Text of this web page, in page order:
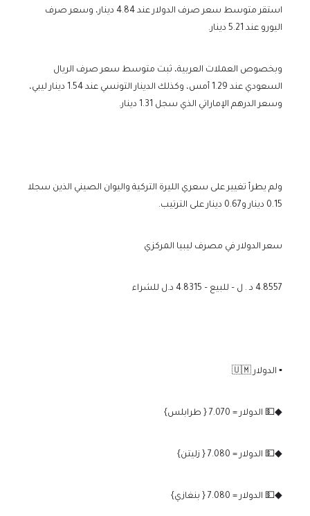
استقر متوسط سعر صرف الدولار عند 4.84 دينار، وسعر صرف
اليورو عند 5.21 دينار.
وبخصوص العملات العربية، ثبت متوسط سعر صرف الريال
السعودي عند 1.29 أمس، وكذلك الدينار التونسي عند 1.54 دينار ليبي،
وسعر الدرهم الإماراتي الذي سجل 1.31 دينار.
ولم يطرأ تغيير على سعري الليرة التركية واليوان الصيني الذين سجلا
0.15 دينار و0.67 دينار على الترتيب.
سعر الدولار في مصرف ليبيا المركزي
4.8557 د . ل – للبيع – 4.8315 د.ل للشراء
▪️ الدولار 🇺🇲
◆💵 الدولار = 7.070 { طرابلس}
◆💵 الدولار = 7.080 { زليتن}
◆💵 الدولار = 7.080 { بنغازي}